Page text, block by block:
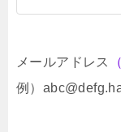
メールアドレス
例）